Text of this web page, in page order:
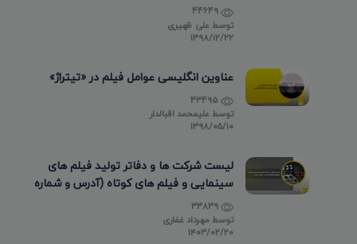
توسطعلی ظهیری
۱۳۹۸/۱۲/۲۲
عناوین انگلیسی عوامل فیلم در «تیتراژ»
توسطعلیمحمد اقبالدار
۱۳۹۸/۰۵/۱۰
لیست شرکت ها و دفاتر تولید فیلم های
سینمایی و فیلم های کوتاه (آدرس و شماره
تماس)
توسط مهرداد غفاری
۱۴۰۳/۰۲/۲۰